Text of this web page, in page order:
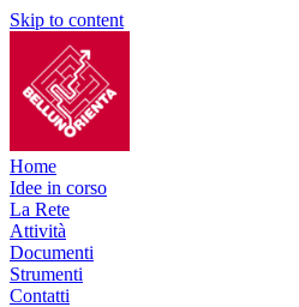
Skip to content
Home
Idee in corso
La Rete
Attività
Documenti
Strumenti
Contatti